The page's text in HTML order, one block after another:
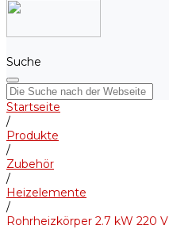
Suche
Startseite
/
Produkte
/
Zubehör
/
Heizelemente
/
Rohrheizkörper 2.7 kW 220 V